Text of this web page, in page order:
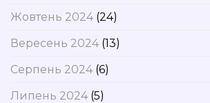
Жовтень 2024(24)
Вересень 2024(13)
Серпень 2024(6)
Липень 2024(5)